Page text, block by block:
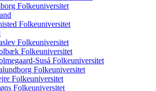
Folkeuniversitet
Folkeuniversitet
Folkeuniversitet
Folkeuniversitet
Suså Folkeuniversitet
Folkeuniversitet
Folkeuniversitet
Folkeuniversitet